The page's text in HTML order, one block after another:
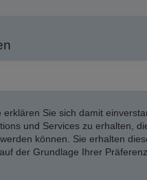
Sie sich damit
und Services zu erhalten,
können. Sie erhalten
der Grundlage Ihrer